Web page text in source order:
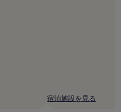
宿泊施設を見る